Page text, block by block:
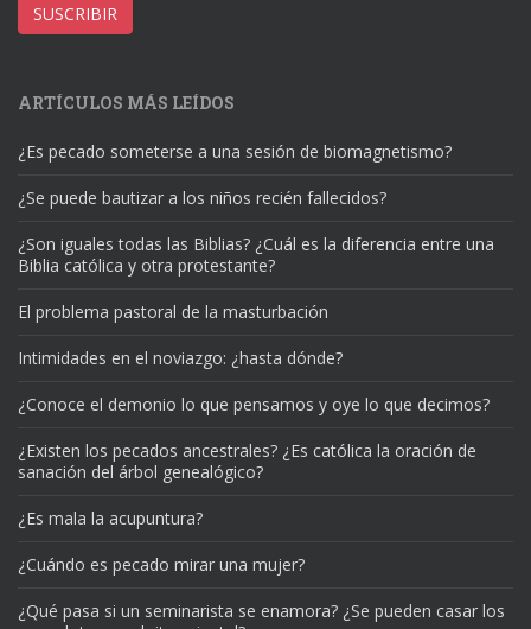
correo
electrónico
SUSCRIBIR
ARTÍCULOS MÁS LEÍDOS
¿Es pecado someterse a una sesión de biomagnetismo?
¿Se puede bautizar a los niños recién fallecidos?
¿Son iguales todas las Biblias? ¿Cuál es la diferencia entre una
Biblia católica y otra protestante?
El problema pastoral de la masturbación
Intimidades en el noviazgo: ¿hasta dónde?
¿Conoce el demonio lo que pensamos y oye lo que decimos?
¿Existen los pecados ancestrales? ¿Es católica la oración de
sanación del árbol genealógico?
¿Es mala la acupuntura?
¿Cuándo es pecado mirar una mujer?
¿Qué pasa si un seminarista se enamora? ¿Se pueden casar los